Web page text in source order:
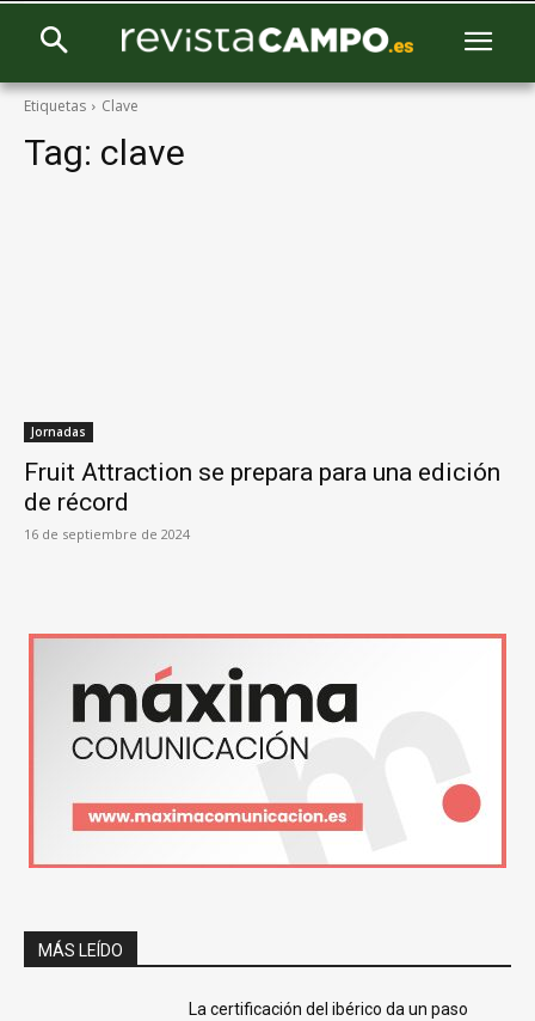
Etiquetas Clave
Tag: clave
Jornadas
Fruit Attraction se prepara para una edición
de récord
16 de septiembre de 2024
MÁS LEÍDO
La certificación del ibérico da un paso